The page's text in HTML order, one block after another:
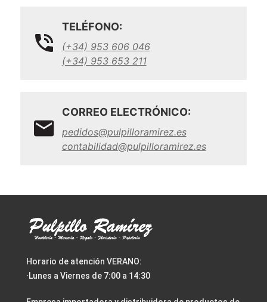
TELÉFONO:
(+34) 953 606 046
(+34) 953 653 211
CORREO ELECTRÓNICO:
pedidos@pulpilloramirez.es
contabilidad@pulpilloramirez.es
Horario de atención VERANO:
·Lunes a Viernes de 7:00 a 14:30